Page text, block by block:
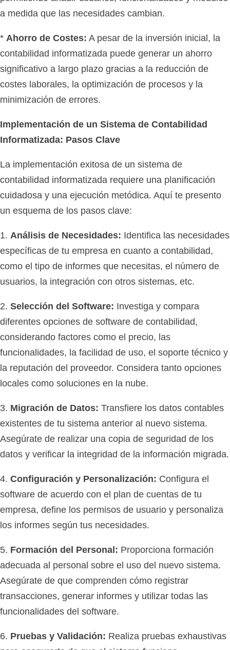
a medida que las necesidades cambian.
* Ahorro de Costes: A pesar de la inversión inicial, la
contabilidad informatizada puede generar un ahorro
significativo a largo plazo gracias a la reducción de
costes laborales, la optimización de procesos y la
minimización de errores.
Implementación de un Sistema de Contabilidad
Informatizada: Pasos Clave
La implementación exitosa de un sistema de
contabilidad informatizada requiere una planificación
cuidadosa y una ejecución metódica. Aquí te presento
un esquema de los pasos clave:
1. Análisis de Necesidades: Identifica las necesidades
específicas de tu empresa en cuanto a contabilidad,
como el tipo de informes que necesitas, el número de
usuarios, la integración con otros sistemas, etc.
2. Selección del Software: Investiga y compara
diferentes opciones de software de contabilidad,
considerando factores como el precio, las
funcionalidades, la facilidad de uso, el soporte técnico y
la reputación del proveedor. Considera tanto opciones
locales como soluciones en la nube.
3. Migración de Datos: Transfiere los datos contables
existentes de tu sistema anterior al nuevo sistema.
Asegúrate de realizar una copia de seguridad de los
datos y verificar la integridad de la información migrada.
4. Configuración y Personalización: Configura el
software de acuerdo con el plan de cuentas de tu
empresa, define los permisos de usuario y personaliza
los informes según tus necesidades.
5. Formación del Personal: Proporciona formación
adecuada al personal sobre el uso del nuevo sistema.
Asegúrate de que comprenden cómo registrar
transacciones, generar informes y utilizar todas las
funcionalidades del software.
6. Pruebas y Validación: Realiza pruebas exhaustivas